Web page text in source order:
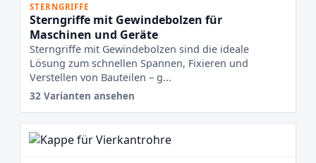
STERNGRIFFE
Sterngriffe mit Gewindebolzen für
Maschinen und Geräte
Sterngriffe mit Gewindebolzen sind die ideale
Lösung zum schnellen Spannen, Fixieren und
Verstellen von Bauteilen – g...
32 Varianten ansehen